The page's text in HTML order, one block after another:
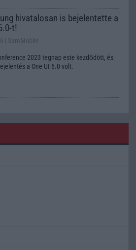
hivatalosan is bejelentette a
t!
| SamMobile
2023 tegnap este kezdődött, és
a One UI 6.0 volt.